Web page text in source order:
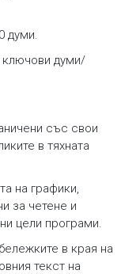
думи.
ключови думи/
със свои
в тяхната
на графики,
за четене и
цели програми.
в края на
текст на